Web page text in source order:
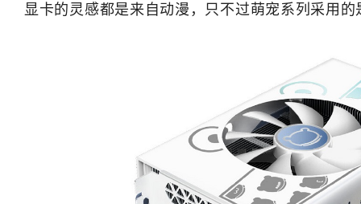
显卡的灵感都是来自动漫，只不过萌宠系列采用